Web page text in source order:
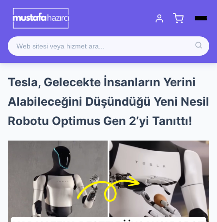
Tesla, Gelecekte İnsanların Yerini
Alabileceğini Düşündüğü Yeni Nesil
Robotu Optimus Gen 2’yi Tanıttı!